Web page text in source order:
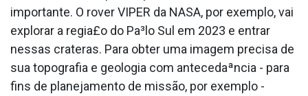
importante. O rover VIPER da NASA, por exemplo, vai
explorar a regia£o do Pa³lo Sul em 2023 e entrar
nessas crateras. Para obter uma imagem precisa de
sua topografia e geologia com antecedaªncia - para
fins de planejamento de missão, por exemplo -